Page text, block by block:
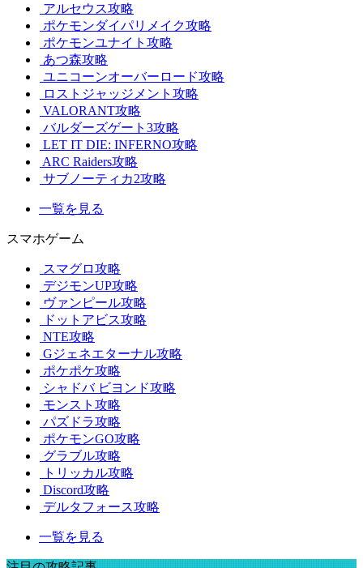
アルセウス攻略
ポケモンダイパリメイク攻略
ポケモンユナイト攻略
あつ森攻略
ユニコーンオーバーロード攻略
ロストジャッジメント攻略
VALORANT攻略
バルダーズゲート3攻略
LET IT DIE: INFERNO攻略
ARC Raiders攻略
サブノーティカ2攻略
一覧を見る
スマホゲーム
スマグロ攻略
デジモンUP攻略
ヴァンピール攻略
ドットアビス攻略
NTE攻略
Gジェネエターナル攻略
ポケポケ攻略
シャドバ ビヨンド攻略
モンスト攻略
パズドラ攻略
ポケモンGO攻略
グラブル攻略
トリッカル攻略
Discord攻略
デルタフォース攻略
一覧を見る